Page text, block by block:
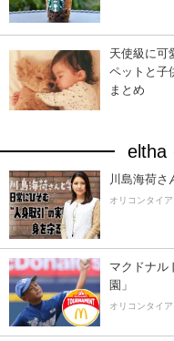
天使級に可
ペットと子
まとめ
eltha
川島海荷さ
オリコンタイ
マクドナル
園」
オリコンタイ